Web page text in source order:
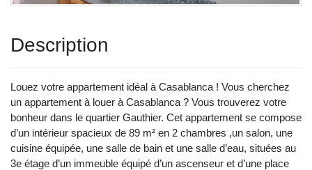
Description
Louez votre appartement idéal à Casablanca ! Vous cherchez
un appartement à louer à Casablanca ? Vous trouverez votre
bonheur dans le quartier Gauthier. Cet appartement se compose
d’un intérieur spacieux de 89 m² en 2 chambres ,un salon, une
cuisine équipée, une salle de bain et une salle d’eau, situées au
3e étage d’un immeuble équipé d’un ascenseur et d’une place